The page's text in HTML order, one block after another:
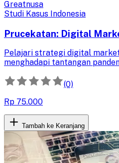
Greatnusa
Studi Kasus Indonesia
Prucekatan: Digital
Pelajari strategi digital
menghadapi tantangan
yang penuh persaingan.
(0)
Rp 75.000
Tambah ke Keranjang